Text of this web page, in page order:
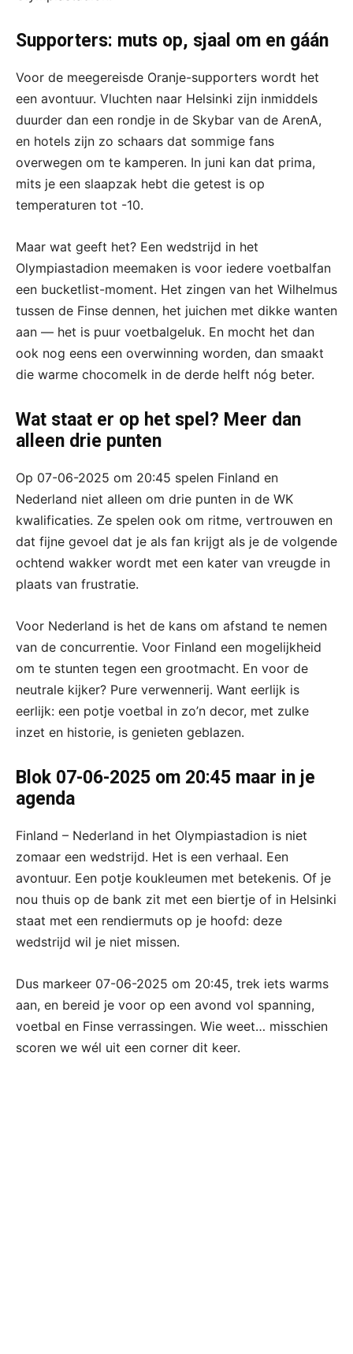
Supporters: muts op, sjaal om en gáán
Voor de meegereisde Oranje-supporters wordt het
een avontuur. Vluchten naar Helsinki zijn inmiddels
duurder dan een rondje in de Skybar van de ArenA,
en hotels zijn zo schaars dat sommige fans
overwegen om te kamperen. In juni kan dat prima,
mits je een slaapzak hebt die getest is op
temperaturen tot -10.
Maar wat geeft het? Een wedstrijd in het
Olympiastadion meemaken is voor iedere voetbalfan
een bucketlist-moment. Het zingen van het Wilhelmus
tussen de Finse dennen, het juichen met dikke wanten
aan — het is puur voetbalgeluk. En mocht het dan
ook nog eens een overwinning worden, dan smaakt
die warme chocomelk in de derde helft nóg beter.
Wat staat er op het spel? Meer dan
alleen drie punten
Op 07-06-2025 om 20:45 spelen Finland en
Nederland niet alleen om drie punten in de WK
kwalificaties. Ze spelen ook om ritme, vertrouwen en
dat fijne gevoel dat je als fan krijgt als je de volgende
ochtend wakker wordt met een kater van vreugde in
plaats van frustratie.
Voor Nederland is het de kans om afstand te nemen
van de concurrentie. Voor Finland een mogelijkheid
om te stunten tegen een grootmacht. En voor de
neutrale kijker? Pure verwennerij. Want eerlijk is
eerlijk: een potje voetbal in zo’n decor, met zulke
inzet en historie, is genieten geblazen.
Blok 07-06-2025 om 20:45 maar in je
agenda
Finland – Nederland in het Olympiastadion is niet
zomaar een wedstrijd. Het is een verhaal. Een
avontuur. Een potje koukleumen met betekenis. Of je
nou thuis op de bank zit met een biertje of in Helsinki
staat met een rendiermuts op je hoofd: deze
wedstrijd wil je niet missen.
Dus markeer 07-06-2025 om 20:45, trek iets warms
aan, en bereid je voor op een avond vol spanning,
voetbal en Finse verrassingen. Wie weet… misschien
scoren we wél uit een corner dit keer.